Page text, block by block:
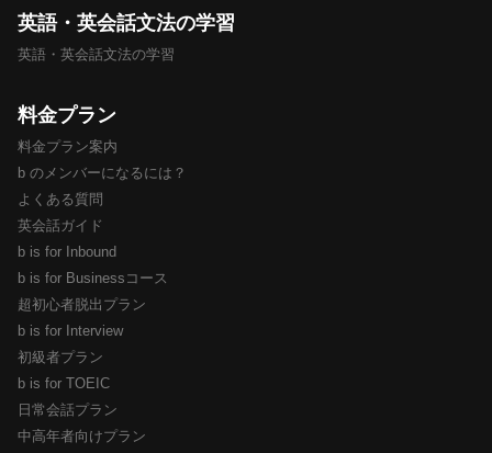
英語・英会話文法の学習
英語・英会話文法の学習
料金プラン
料金プラン案内
b のメンバーになるには？
よくある質問
英会話ガイド
b is for Inbound
b is for Businessコース
超初心者脱出プラン
b is for Interview
初級者プラン
b is for TOEIC
日常会話プラン
中高年者向けプラン